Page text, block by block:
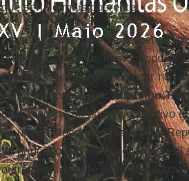
que seria o mais coerente.
As nomeações dele se
problemas internos deste modo de
interessantes para se colocar na
como se constituiu oSupremo
um veredicto do poder Legislativo
de um presidente na história da
ao princípio democrático. No Brasil
outros países este é um